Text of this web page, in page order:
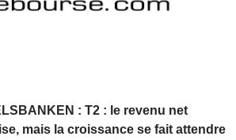
: T2 : le revenu net
mais la croissance se fait attendre